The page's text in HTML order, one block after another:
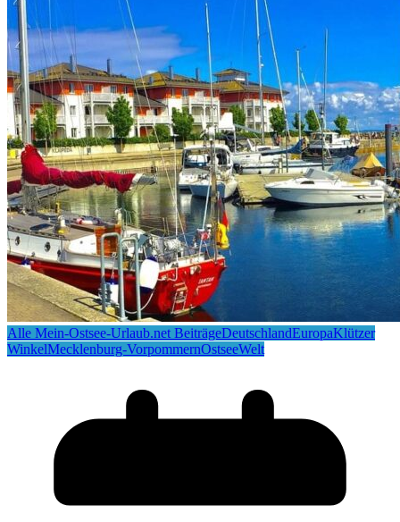
Alle Mein-Ostsee-Urlaub.net BeiträgeDeutschlandEuropaKlützer
WinkelMecklenburg-VorpommernOstseeWelt